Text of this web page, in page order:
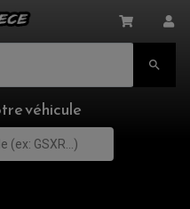

véhicule